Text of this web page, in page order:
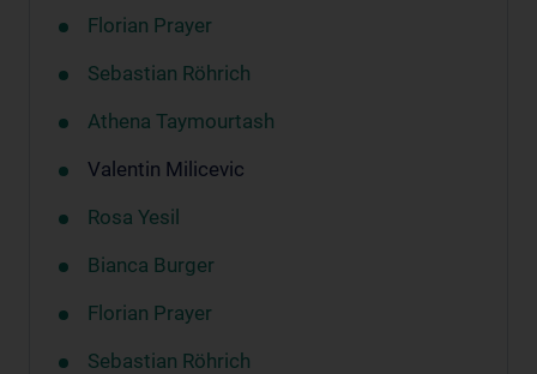
Florian Prayer
Sebastian Röhrich
Athena Taymourtash
Valentin Milicevic
Rosa Yesil
Bianca Burger
Florian Prayer
Sebastian Röhrich